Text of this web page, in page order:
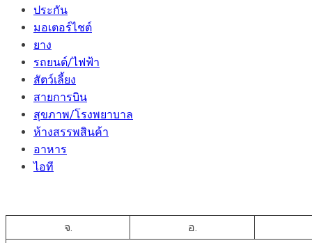
ประกัน
มอเตอร์ไชต์
ยาง
รถยนต์/ไฟฟ้า
สัตว์เลี้ยง
สายการบิน
สุขภาพ/โรงพยาบาล
ห้างสรรพสินค้า
อาหาร
ไอที
จ. อ.